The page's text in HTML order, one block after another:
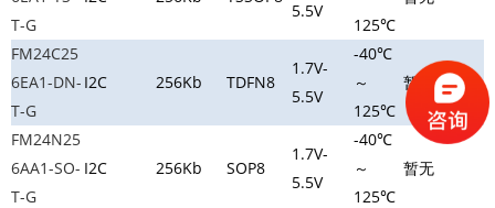
T-G
5.5V
125℃
FM24C25
6EA1-DN-
T-G
I2C 256Kb TDFN8
1.7V-
5.5V
-40℃
～
125℃
暂无
FM24N25
6AA1-SO-
T-G
I2C 256Kb SOP8
1.7V-
5.5V
-40℃
～
125℃
暂无